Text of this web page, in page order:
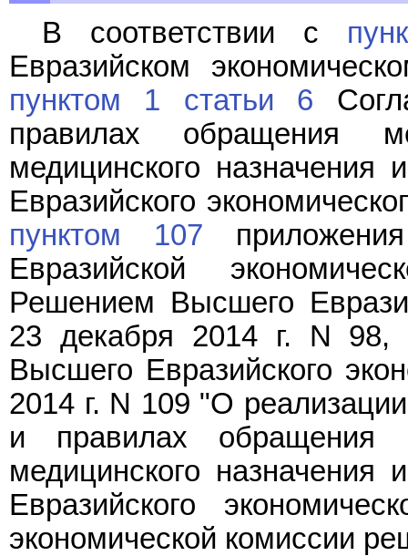
В соответствии с
Евразийском
пунктом 1 статьи 6
правилах обращения
медицинского назначения
Евразийского
пунктом 107
Евразийской
Решением Высшего
23 декабря 2014 г. N
Высшего Евразийского
2014 г. N 109 "О
и правилах обращения
медицинского назначения
Евразийского
экономической комиссии